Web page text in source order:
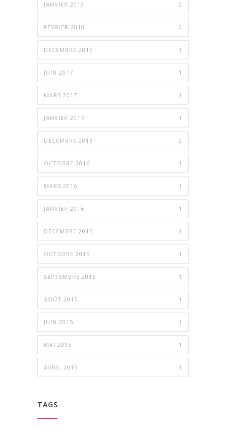
JANVIER 2019 2
FÉVRIER 2018 2
DÉCEMBRE 2017 1
JUIN 2017 1
MARS 2017 1
JANVIER 2017 1
DÉCEMBRE 2016 2
OCTOBRE 2016 1
MARS 2016 1
JANVIER 2016 1
DÉCEMBRE 2015 1
OCTOBRE 2015 1
SEPTEMBRE 2015 1
AOÛT 2015 1
JUIN 2015 1
MAI 2015 1
AVRIL 2015 1
TAGS